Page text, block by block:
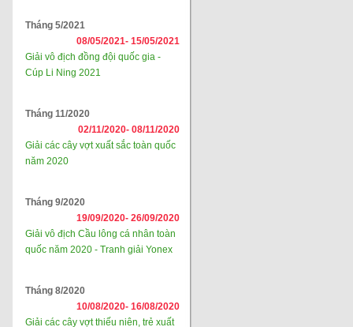
Tháng 5/2021
08/05/2021- 15/05/2021
Giải vô địch đồng đội quốc gia -
Cúp Li Ning 2021
Tháng 11/2020
02/11/2020- 08/11/2020
Giải các cây vợt xuất sắc toàn quốc
năm 2020
Tháng 9/2020
19/09/2020- 26/09/2020
Giải vô địch Cầu lông cá nhân toàn
quốc năm 2020 - Tranh giải Yonex
Tháng 8/2020
10/08/2020- 16/08/2020
Giải các cây vợt thiếu niên, trẻ xuất